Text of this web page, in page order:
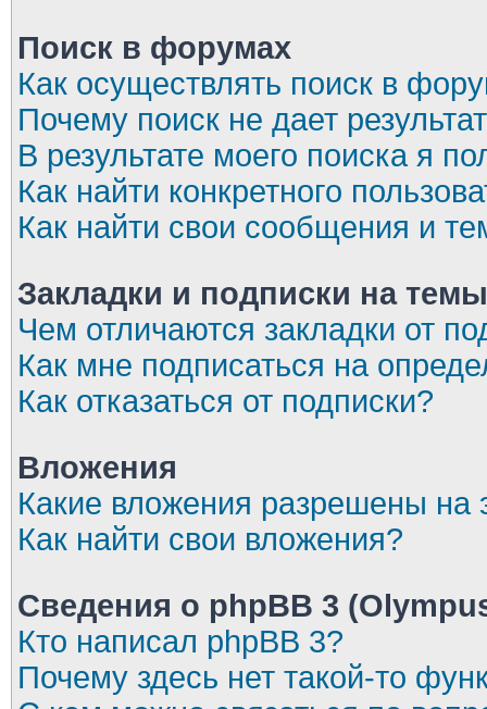
Поиск в форумах
Как осуществлять поиск в
Почему поиск не дает
В результате моего поиска я
Как найти конкретного
Как найти свои сообщения и
Закладки и подписки на темы
Чем отличаются закладки от
Как мне подписаться на
Как отказаться от подписки?
Вложения
Какие вложения разрешены на
Как найти свои вложения?
Сведения о phpBB 3
Кто написал phpBB 3?
Почему здесь нет такой-то